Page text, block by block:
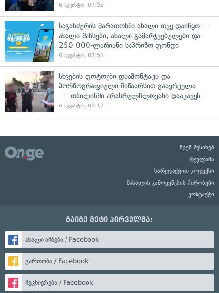
6 აგვისტო, 07:53
საგანძურის მარათონში ახალი თვე დაიწყო —
ახალი შანსები, ახალი გამარჯვებულები და
250 000-ლარიანი საპრიზო ფონდი
6 აგვისტო, 07:51
სხვების ფოტოები დაამონტაჟა და
პორნოგრაფიული შინაარსით გაავრცელა
— თბილისში არასრულწლოვანი დააკავეს
6 აგვისტო, 07:17
ჩვენ შესახებ
რეკლამა
სარედაქციო კოდექსი
მასალის გამოყენების პირობები
კონტაქტი
გაიგე მეტი პირველმა:
ახალი ამბები / Facebook
გართობა / Facebook
მეცნიერება / Facebook